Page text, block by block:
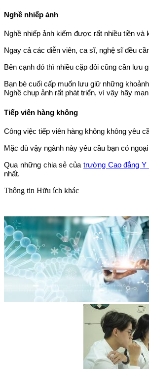
Nghề nhiếp ảnh
Nghề nhiếp ảnh kiếm được rất nhiều tiền
Ngay cả các diễn viên, ca sĩ, nghệ sĩ đều
Bên cạnh đó thì nhiều cặp đôi cũng cần lưu
Bạn bè cuối cấp muốn lưu giữ những
Nghề chụp ảnh rất phát triển, vì vậy hãy
Tiếp viên hàng không
Công việc tiếp viên hàng không không yêu
Mặc dù vậy ngành này yêu cầu bạn có
Qua những chia sẻ của trường Cao đẳng
nhất.
Thông tin Hữu ích khác